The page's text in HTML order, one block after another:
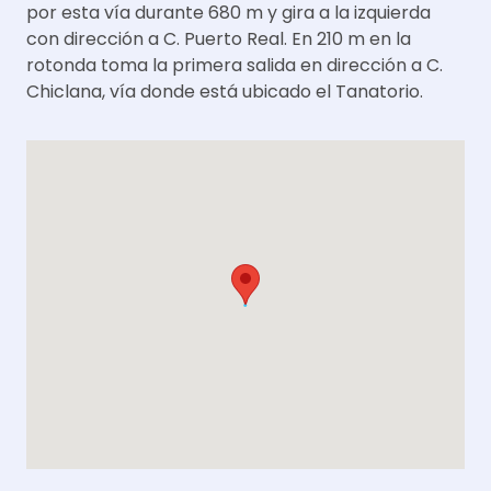
por esta vía durante 680 m y gira a la izquierda
con dirección a C. Puerto Real. En 210 m en la
rotonda toma la primera salida en dirección a C.
Chiclana, vía donde está ubicado el Tanatorio.